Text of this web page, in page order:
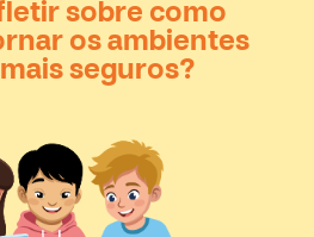
sobre como
os ambientes
seguros?